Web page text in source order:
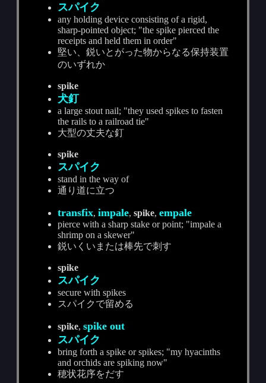
スパイク
any holding device consisting of a rigid,
sharp-pointed object; "the spike pierced the
receipts and held them in order"
堅い、鋭いとがった物からなる保持装置
のいずれか
spike
犬釘
a large stout nail; "they used spikes to fasten
the rails to a railroad tie"
大型の丈夫な釘
spike
スパイク
stand in the way of
通り道に立つ
transfix,impale,spike,empale
pierce with a sharp stake or point; "impale a
shrimp on a skewer"
鋭いくいまたは棒先で刺す
spike
スパイク
secure with spikes
スパイクで留める
spike,spike out
スパイク
bring forth a spike or spikes; "my hyacinths
and orchids are spiking now"
穂状花序をだす